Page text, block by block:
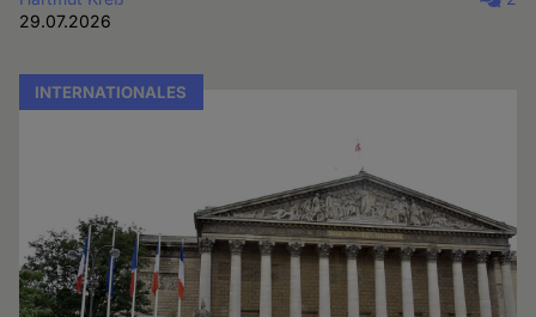
29.07.2026
INTERNATIONALES